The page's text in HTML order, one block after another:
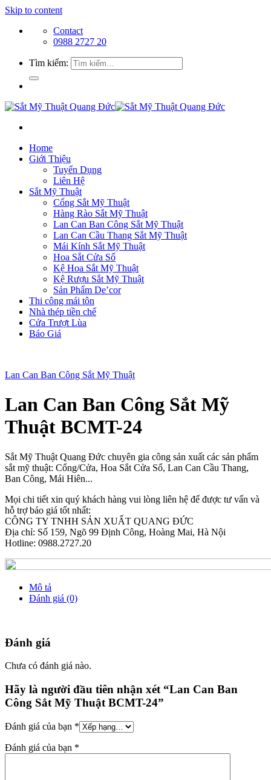
Skip to content
Contact
0988 2727 20
Tìm kiếm:
Home
Giới Thiệu
Tuyển Dụng
Liên Hệ
Sắt Mỹ Thuật
Cổng Sắt Mỹ Thuật
Hàng Rào Sắt Mỹ Thuật
Lan Can Ban Công Sắt Mỹ Thuật
Lan Can Cầu Thang Sắt Mỹ Thuật
Mái Kính Sắt Mỹ Thuật
Hoa Sắt Cửa Sổ
Kệ Hoa Sắt Mỹ Thuật
Kệ Rượu Sắt Mỹ Thuật
Sản Phẩm De’cor
Thi công mái tôn
Nhà thép tiền chế
Cửa Trượt Lùa
Báo Giá
Lan Can Ban Công Sắt Mỹ Thuật
Lan Can Ban Công Sắt Mỹ
Thuật BCMT-24
Sắt Mỹ Thuật Quang Đức chuyên gia công sản xuất các sản phẩm
sắt mỹ thuật: Cổng/Cửa, Hoa Sắt Cửa Sổ, Lan Can Cầu Thang,
Ban Công, Mái Hiên...
Mọi chi tiết xin quý khách hàng vui lòng liên hệ để được tư vấn và
hỗ trợ báo giá tốt nhất:
CÔNG TY TNHH SẢN XUẤT QUANG ĐỨC
Địa chỉ: Số 159, Ngõ 99 Định Công, Hoàng Mai, Hà Nội
Hotline: 0988.2727.20
Mô tả
Đánh giá (0)
Đánh giá
Chưa có đánh giá nào.
Hãy là người đầu tiên nhận xét “Lan Can Ban
Công Sắt Mỹ Thuật BCMT-24”
Đánh giá của bạn *
Đánh giá của bạn *